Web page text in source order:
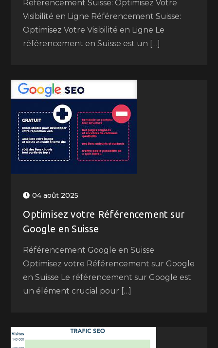
Référencement Suisse: Optimisez Votre
Visibilité en Ligne Référencement Suisse:
Optimisez Votre Visibilité en Ligne Le
référencement en Suisse est un […]
04 août 2025
Optimisez votre Référencement sur
Google en Suisse
Référencement Google en Suisse
Optimisez votre Référencement sur Google
en Suisse Le référencement sur Google est
un élément crucial pour […]